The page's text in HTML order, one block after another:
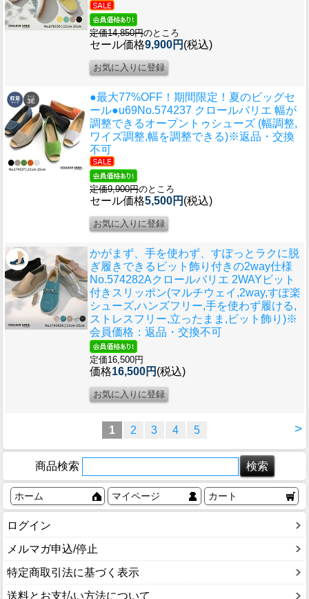
定価14,850円のところ
セール価格9,900円 (税込)
●最大77%OFF！期間限定！夏のビッグセ
ール●u69No.574237 クロールバリエ 幅が
調整できるオープントゥシューズ (幅調整,
ワイズ調整,幅を調整できる)※返品・交換
不可
定価9,900円のところ
セール価格5,500円 (税込)
かがまず、手を使わず、すぽっとラクに脱
ぎ履きできるビット飾り付きの2way仕様
No.574282Aクロールバリエ 2WAYビット
付きスリッポン(マルチウェイ,2way,すぽ楽
シューズ,ハンズフリー,手を使わず履ける,
ストレスフリー,立ったまま,ビット飾り)※
会員価格：返品・交換不可
定価16,500円
価格16,500円 (税込)
>
1 2 3 4 5
商品検索
ホーム マイページ カート
ログイン
メルマガ申込/停止
特定商取引法に基づく表示
送料とお支払い方法について